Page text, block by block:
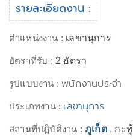
รายละเอียดงาน :
ตำแหน่งงาน : เลขานุการ
อัตราที่รับ : 2 อัตรา
รูปแบบงาน :พนักงานประจำ
ประเภทงาน : เลขานุการ
สถานที่ปฏิบัติงาน : ภูเก็ต, กะทู้